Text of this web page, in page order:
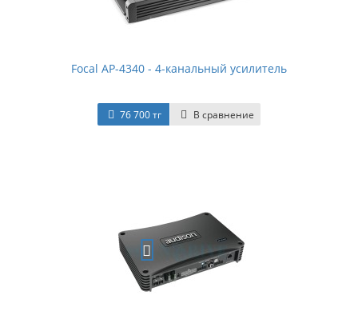
Focal AP-4340 - 4-канальный усилитель
76 700 тг В сравнение